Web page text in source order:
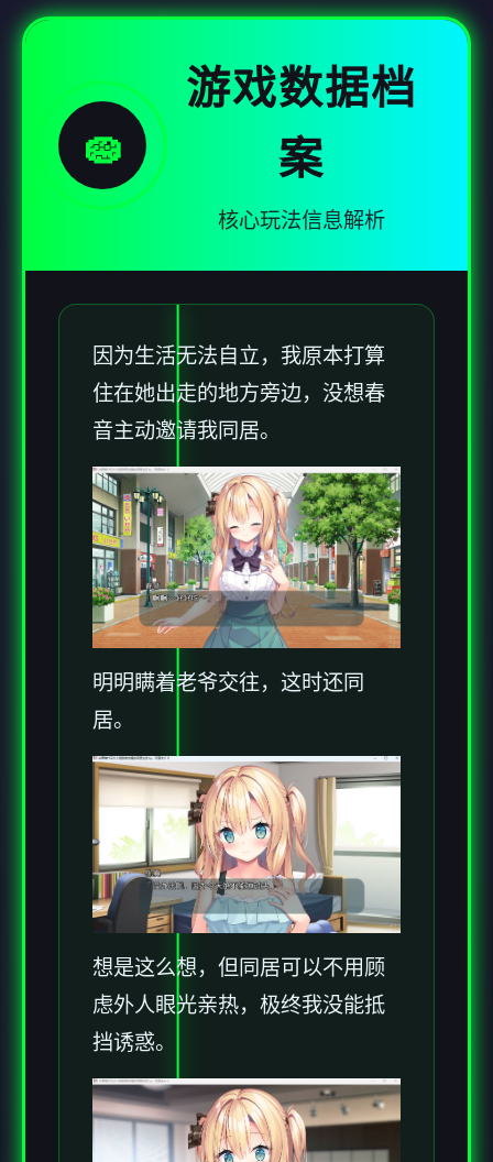
🧽
游戏数据档
案
核心玩法信息解析
因为生活无法自立，我原本打算
住在她出走的地方旁边，没想春
音主动邀请我同居。
明明瞒着老爷交往，这时还同
居。
想是这么想，但同居可以不用顾
虑外人眼光亲热，极终我没能抵
挡诱惑。